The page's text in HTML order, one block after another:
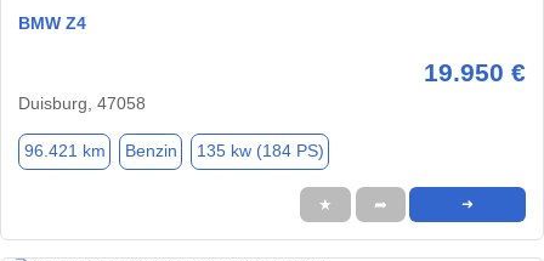
BMW Z4
19.950 €
Duisburg, 47058
96.421 km Benzin 135 kw (184 PS)
★ ➦ ➜